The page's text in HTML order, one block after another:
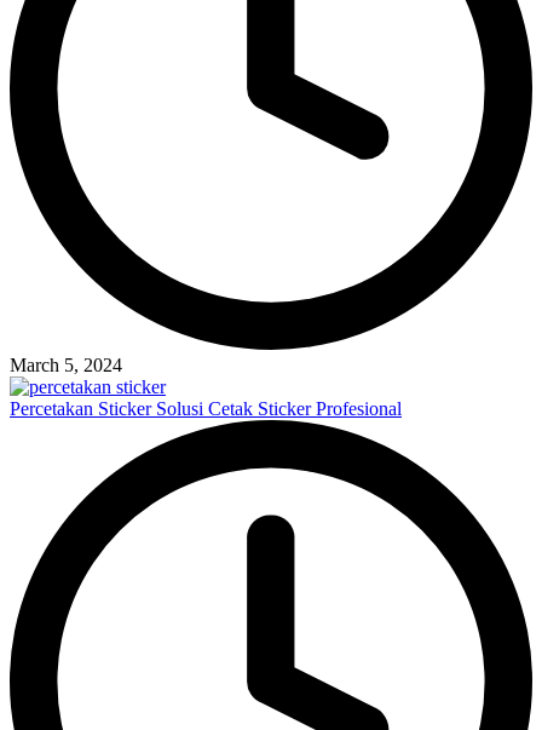
March 5, 2024
Percetakan Sticker Solusi Cetak Sticker Profesional